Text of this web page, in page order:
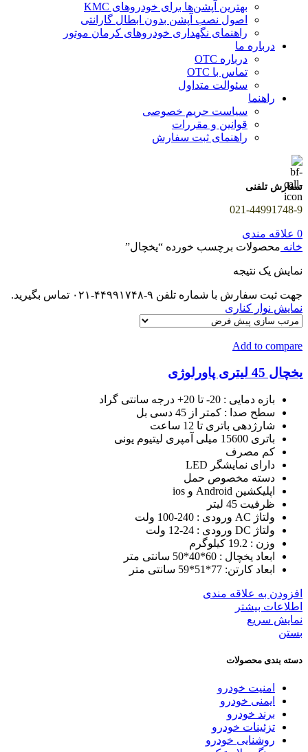
بهترین آپشن‌ها برای خودروهای KMC
اصول نصب آپشن بدون ابطال گارانتی
راهنمای نگهداری خودروهای کرمان موتور
درباره ما
درباره OTC
تماس با OTC
سئوالت متداول
راهنما
سیاست حریم خصوصی
قوانین و مقررات
راهنمای ثبت سفارش
سفارش تلفنی
021-44991748-9
0 علاقه مندی
خانه محصولات برچسب خورده “یخچال”
نمایش یک نتیجه
جهت ثبت سفارش با شماره تلفن ۹-۴۴۹۹۱۷۴۸-۰۲۱ تماس بگیرید.
نمایش نوار کناری
Add to compare
یخچال 45 لیتری پاورلوژی
بازه دمایی : 20- تا 20+ درجه سانتی گراد
سطح صدا : کمتر از 45 دسی بل
شارژدهی باتری تا 12 ساعت
باتری 15600 میلی آمپری لیتیوم یونی
کم مصرف
دارای نمایشگر LED
دسته مخصوص حمل
اپلیکشین Android و ios
ظرفیت 45 لیتر
ولتاژ AC ورودی : 240-100 ولت
ولتاژ DC ورودی : 24-12 ولت
وزن : 19.2 کیلوگرم
ابعاد یخچال : 60*40*50 سانتی متر
ابعاد کارتن: 77*51*59 سانتی متر
افزودن به علاقه مندی
اطلاعات بیشتر
نمایش سریع
بستن
دسته بندی محصولات
امنیت خودرو
ایمنی خودرو
برند خودرو
تزئینات خودرو
روشنایی خودرو